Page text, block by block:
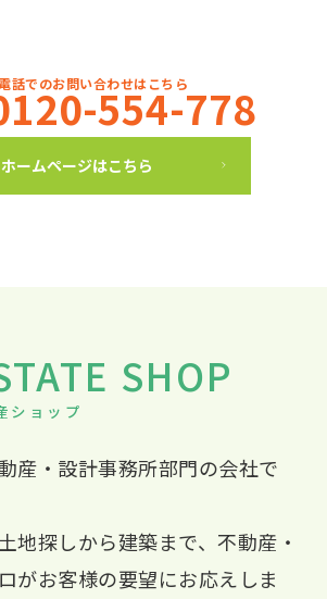
丁寧に対応していただきました。
相談から工事完了までとてもスピーディ
うございました。
こちらの思いを何とか叶えようと向き合
店です。大満足です！
話でのお問い合わせはこちら
554-778
ホームページはこちら
SHOP
ショップ
産・設計事務所部門の会社で
地探しから建築まで、不動産・
がお客様の要望にお応えしま